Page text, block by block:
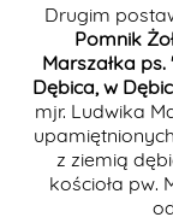
Drugim
Pomnik
Marszałka
Dębica, w
mjr. Ludwika
z ziemią
kościoła pw.